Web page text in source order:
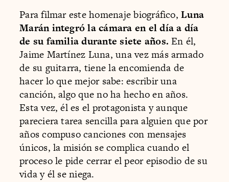
Para filmar este homenaje biográfico,Luna
Marán integró la cámara en el día a día
de su familia durante siete años.En él,
Jaime Martínez Luna, una vez más armado
de su guitarra, tiene la encomienda de
hacer lo que mejor sabe: escribir una
canción, algo que no ha hecho en años.
Esta vez, él es el protagonista y aunque
pareciera tarea sencilla para alguien que por
años compuso canciones con mensajes
únicos, la misión se complica cuando el
proceso le pide cerrar el peor episodio de su
vida y él se niega.